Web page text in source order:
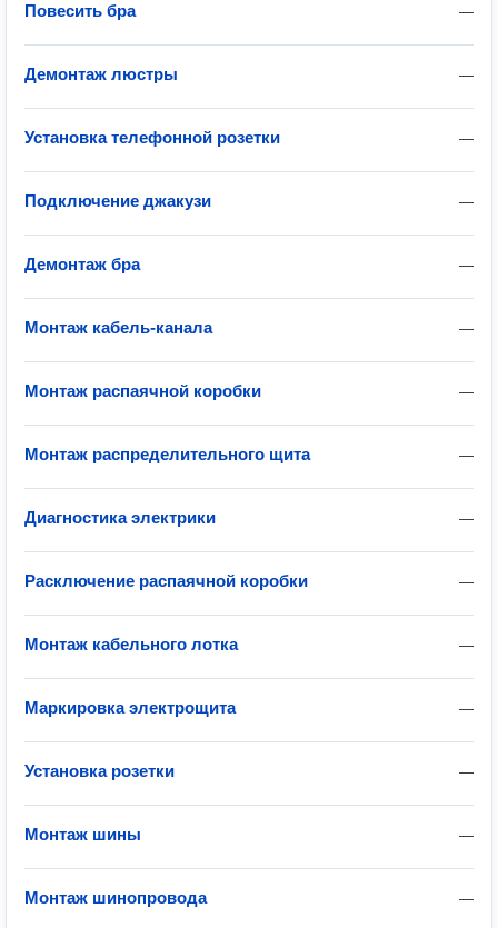
—
Повесить бра
—
Демонтаж люстры
—
Установка телефонной розетки
—
Подключение джакузи
—
Демонтаж бра
—
Монтаж кабель-канала
—
Монтаж распаячной коробки
—
Монтаж распределительного щита
—
Диагностика электрики
—
Расключение распаячной коробки
—
Монтаж кабельного лотка
—
Маркировка электрощита
—
Установка розетки
—
Монтаж шины
—
Монтаж шинопровода